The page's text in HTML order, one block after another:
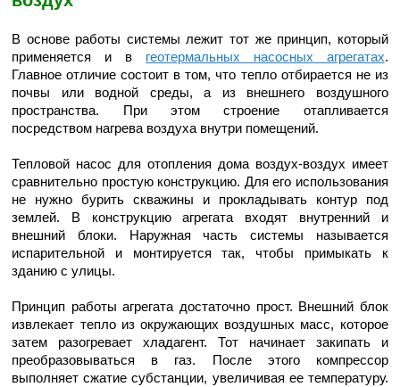
В основе работы системы лежит тот же принцип, который
применяется и в геотермальных насосных агрегатах.
Главное отличие состоит в том, что тепло отбирается не из
почвы или водной среды, а из внешнего воздушного
пространства. При этом строение отапливается
посредством нагрева воздуха внутри помещений.
Тепловой насос для отопления дома воздух-воздух имеет
сравнительно простую конструкцию. Для его использования
не нужно бурить скважины и прокладывать контур под
землей. В конструкцию агрегата входят внутренний и
внешний блоки. Наружная часть системы называется
испарительной и монтируется так, чтобы примыкать к
зданию с улицы.
Принцип работы агрегата достаточно прост. Внешний блок
извлекает тепло из окружающих воздушных масс, которое
затем разогревает хладагент. Тот начинает закипать и
преобразовываться в газ. После этого компрессор
выполняет сжатие субстанции, увеличивая ее температуру.